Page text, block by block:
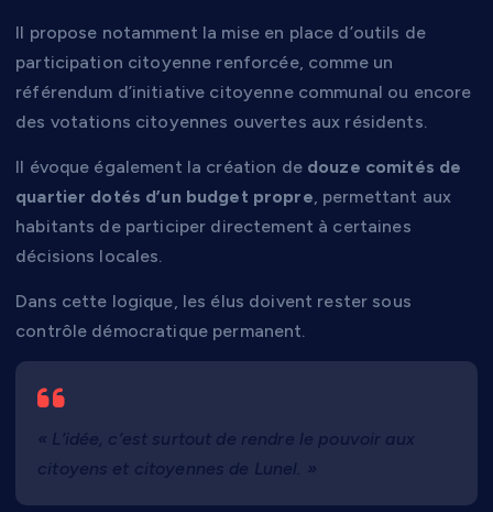
Il propose notamment la mise en place d’outils de
participation citoyenne renforcée, comme un
référendum d’initiative citoyenne communal ou encore
des votations citoyennes ouvertes aux résidents.
Il évoque également la création de douze comités de
quartier dotés d’un budget propre, permettant aux
habitants de participer directement à certaines
décisions locales.
Dans cette logique, les élus doivent rester sous
contrôle démocratique permanent.
« L’idée, c’est surtout de rendre le pouvoir aux
citoyens et citoyennes de Lunel. »